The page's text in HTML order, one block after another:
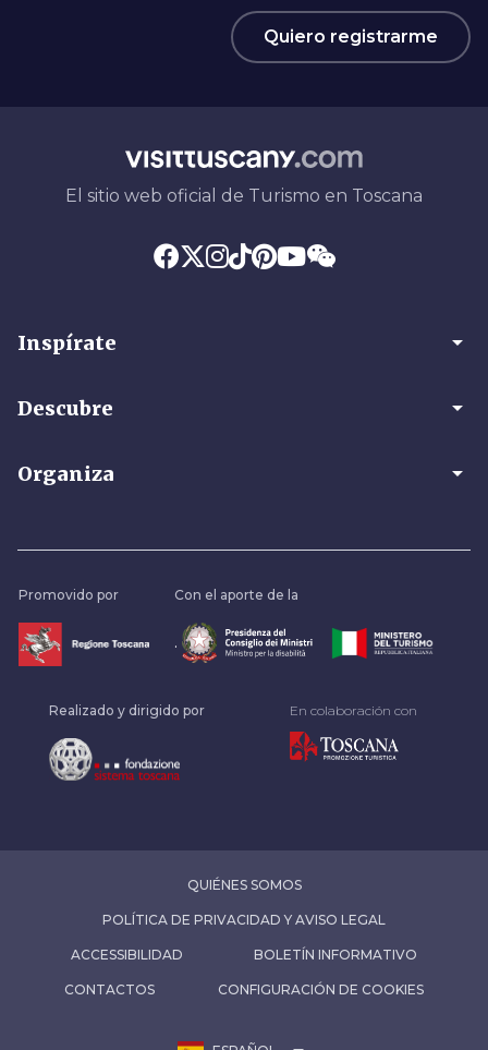
Quiero registrarme
El sitio web oficial de Turismo en Toscana
Inspírate arrow_drop_down
Descubre arrow_drop_down
Organiza arrow_drop_down
Promovido por Con el aporte de la
.
Realizado y dirigido por En colaboración con
QUIÉNES SOMOS
POLÍTICA DE PRIVACIDAD Y AVISO LEGAL
ACCESSIBILIDAD BOLETÍN INFORMATIVO
CONTACTOS CONFIGURACIÓN DE COOKIES